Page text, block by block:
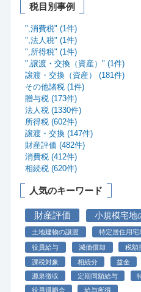
税目別事例
",消費税" (1件)
",法人税" (1件)
",所得税" (1件)
",譲渡・交換（資産）" (1件)
譲渡・交換（資産） (181件)
その他諸税 (1件)
贈与税 (173件)
法人税 (1330件)
所得税 (602件)
譲渡・交換 (147件)
財産評価 (482件)
消費税 (412件)
相続税 (620件)
人気のキーワード
財産評価 小規模宅地
土地建物の譲渡 特定居住用宅
役員給与 減価償却 税額
課税対象
相続分 益金
源泉徴収
定期同額給与
役員退職金
給与所得